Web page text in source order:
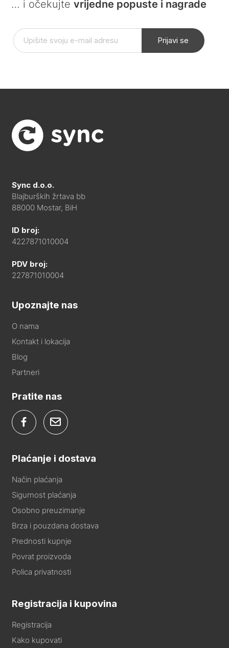
… i očekujte vrijedne popuste i nagrade
Prijavi se
Sync d.o.o.
Blajburških žrtava bb
88000 Mostar, BiH
ID broj:
4227871010004
PDV broj:
227871010004
Upoznajte nas
O nama
Kontakt i lokacija
Blog
Partneri
Pratite nas
Plaćanje i dostava
Način plaćanja
Sigurnost plaćanja
Osobno preuzimanje
Brza i pouzdana dostava
Prednosti kupnje
Povrat proizvoda
Polica privatnosti
Registracija i kupovina
Registracija
Kako kupovati